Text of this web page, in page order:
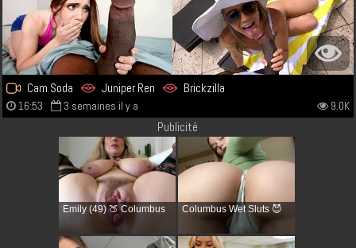
Cam Soda Juniper Ren Brickzilla
16:53 3 semaines il y a 9.0K
Publicité
Emily (49) 🍑 Columbus Columbus Wet Sluts 😈